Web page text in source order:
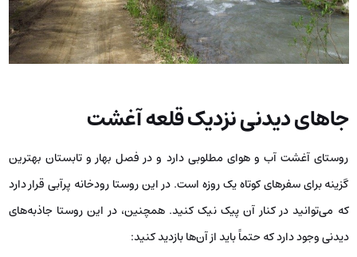
جاهای دیدنی نزدیک قلعه آغشت
روستای آغشت آب و هوای مطلوبی دارد و در فصل بهار و تابستان بهترین
گزینه برای سفرهای کوتاه یک روزه است. در این روستا رودخانه پرآبی قرار دارد
که می‌توانید در کنار آن پیک نیک کنید. همچنین، در این روستا جاذبه‌های
دیدنی وجود دارد که حتماً باید از آن‌ها بازدید کنید: